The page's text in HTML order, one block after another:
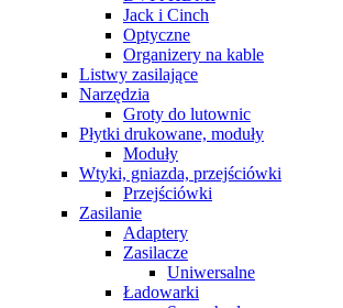
Jack i Cinch
Optyczne
Organizery na kable
Listwy zasilające
Narzędzia
Groty do lutownic
Płytki drukowane, moduły
Moduły
Wtyki, gniazda, przejściówki
Przejściówki
Zasilanie
Adaptery
Zasilacze
Uniwersalne
Ładowarki